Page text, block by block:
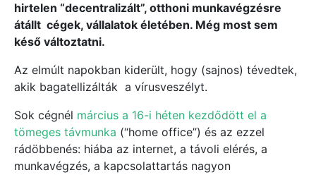
hirtelen “decentralizált”, otthoni munkavégzésre
átállt cégek, vállalatok életében. Még most sem
késő változtatni.
Az elmúlt napokban kiderült, hogy (sajnos) tévedtek,
akik bagatellizálták a vírusveszélyt.
Sok cégnél március a 16-i héten kezdődött el a
tömeges távmunka (“home office”) és az ezzel
rádöbbenés: hiába az internet, a távoli elérés, a
munkavégzés, a kapcsolattartás nagyon